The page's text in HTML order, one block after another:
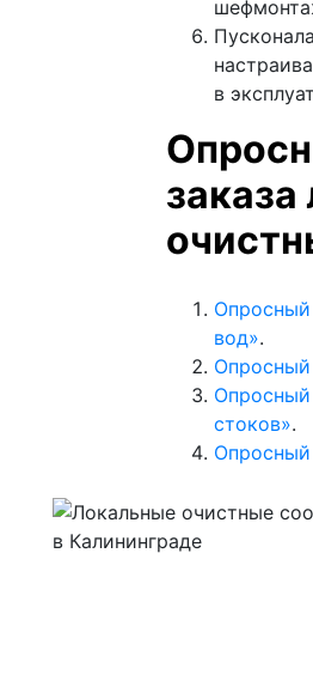
в
вод».
стоков».
Опросный